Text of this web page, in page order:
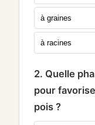
à graines
à racines
2. Quelle
pour
pois ?